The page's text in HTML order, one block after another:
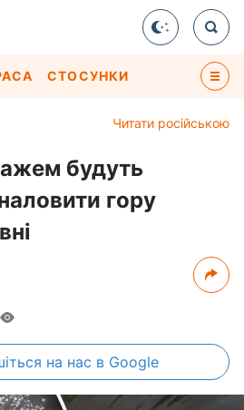
СТОСУНКИ
Читати російською
будуть
гору
на нас в Google